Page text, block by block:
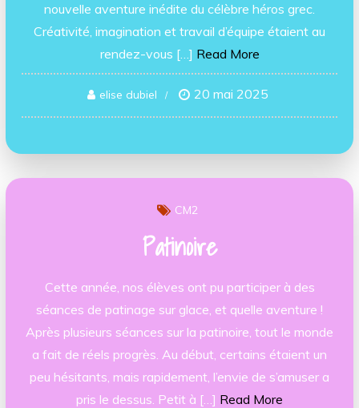
nouvelle aventure inédite du célèbre héros grec.
Créativité, imagination et travail d’équipe étaient au
rendez-vous […] Read More
elise dubiel 20 mai 2025
CM2
Patinoire
Cette année, nos élèves ont pu participer à des
séances de patinage sur glace, et quelle aventure !
Après plusieurs séances sur la patinoire, tout le monde
a fait de réels progrès. Au début, certains étaient un
peu hésitants, mais rapidement, l’envie de s’amuser a
pris le dessus. Petit à […] Read More